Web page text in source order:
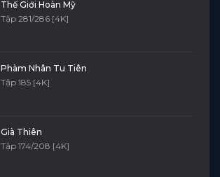
Thế Giới Hoàn Mỹ
Tập 281/286 [4K]
Phàm Nhân Tu Tiên
Tập 185 [4K]
Già Thiên
Tập 174/208 [4K]